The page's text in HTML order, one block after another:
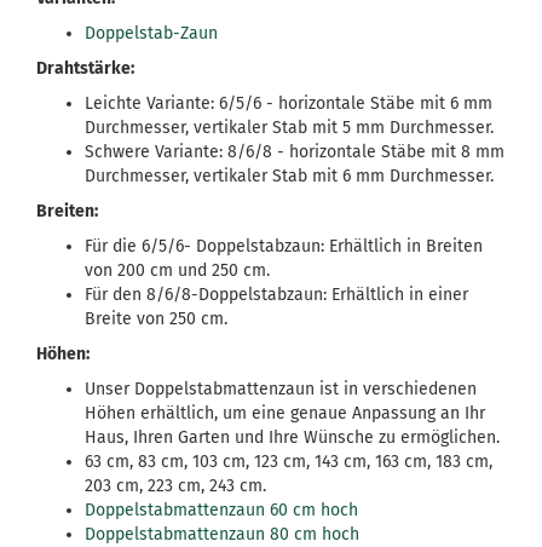
Doppelstab-Zaun
Drahtstärke:
Leichte Variante: 6/5/6 - horizontale Stäbe mit 6 mm
Durchmesser, vertikaler Stab mit 5 mm Durchmesser.
Schwere Variante: 8/6/8 - horizontale Stäbe mit 8 mm
Durchmesser, vertikaler Stab mit 6 mm Durchmesser.
Breiten:
Für die 6/5/6- Doppelstabzaun: Erhältlich in Breiten
von 200 cm und 250 cm.
Für den 8/6/8-Doppelstabzaun: Erhältlich in einer
Breite von 250 cm.
Höhen:
Unser Doppelstabmattenzaun ist in verschiedenen
Höhen erhältlich, um eine genaue Anpassung an Ihr
Haus, Ihren Garten und Ihre Wünsche zu ermöglichen.
63 cm, 83 cm, 103 cm, 123 cm, 143 cm, 163 cm, 183 cm,
203 cm, 223 cm, 243 cm.
Doppelstabmattenzaun 60 cm hoch
Doppelstabmattenzaun 80 cm hoch